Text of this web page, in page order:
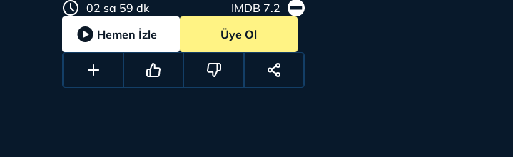
02 sa 59 dk
IMDB 7.2
Hemen İzle
Üye Ol